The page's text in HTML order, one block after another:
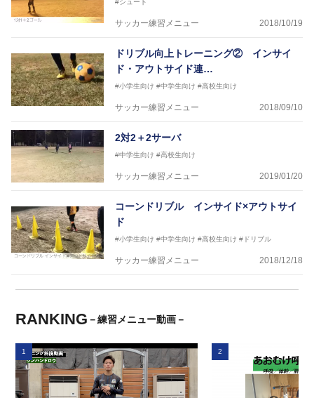
#シュート
サッカー練習メニュー 2018/10/19
ドリブル向上トレーニング② インサイ
ド・アウトサイド連…
#小学生向け #中学生向け #高校生向け
サッカー練習メニュー 2018/09/10
2対2＋2サーバ
#中学生向け #高校生向け
サッカー練習メニュー 2019/01/20
コーンドリブル インサイド×アウトサイ
ド
#小学生向け #中学生向け #高校生向け #ドリブル
サッカー練習メニュー 2018/12/18
RANKING －練習メニュー動画－
1 2